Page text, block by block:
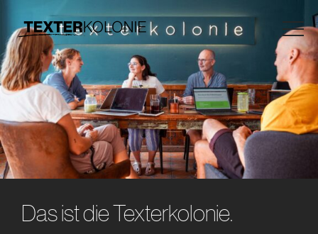
Das ist die Texterkolonie.